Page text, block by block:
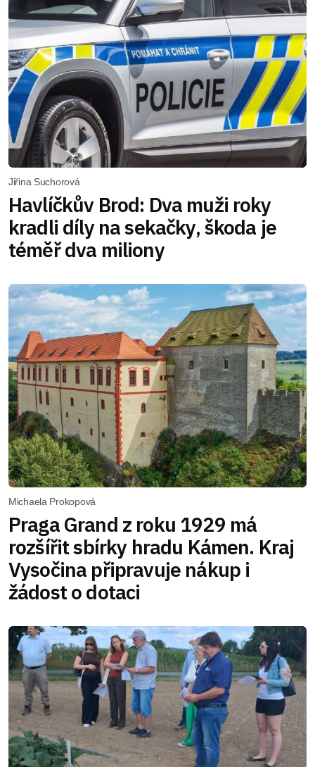
Jiřina Suchorová
Havlíčkův Brod: Dva muži roky
kradli díly na sekačky, škoda je
téměř dva miliony
Michaela Prokopová
Praga Grand z roku 1929 má
rozšířit sbírky hradu Kámen. Kraj
Vysočina připravuje nákup i
žádost o dotaci